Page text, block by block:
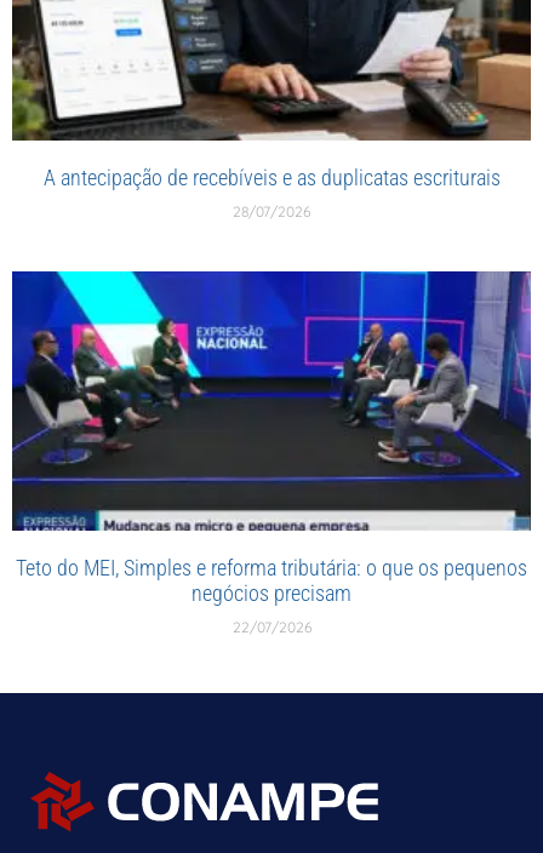
A antecipação de recebíveis e as duplicatas escriturais
28/07/2026
Teto do MEI, Simples e reforma tributária: o que os pequenos
negócios precisam
22/07/2026